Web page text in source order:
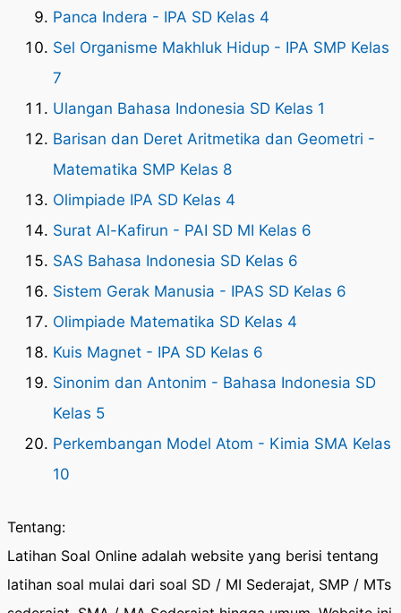
Panca Indera - IPA SD Kelas 4
Sel Organisme Makhluk Hidup - IPA SMP Kelas
7
Ulangan Bahasa Indonesia SD Kelas 1
Barisan dan Deret Aritmetika dan Geometri -
Matematika SMP Kelas 8
Olimpiade IPA SD Kelas 4
Surat Al-Kafirun - PAI SD MI Kelas 6
SAS Bahasa Indonesia SD Kelas 6
Sistem Gerak Manusia - IPAS SD Kelas 6
Olimpiade Matematika SD Kelas 4
Kuis Magnet - IPA SD Kelas 6
Sinonim dan Antonim - Bahasa Indonesia SD
Kelas 5
Perkembangan Model Atom - Kimia SMA Kelas
10
Tentang:
Latihan Soal Online adalah website yang berisi tentang
latihan soal mulai dari soal SD / MI Sederajat, SMP / MTs